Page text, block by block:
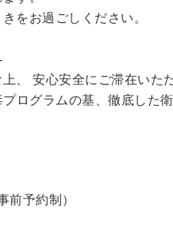
をお過ごしください。
、 安心安全にご滞在いた
ログラムの基、徹底した
前予約制）